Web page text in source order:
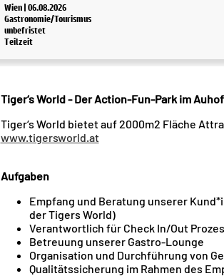
Wien | 06.08.2026
Gastronomie/Tourismus
unbefristet
Teilzeit
Tiger‘s World - Der Action-Fun-Park im
Tiger‘s World bietet auf 2000m2 Fläche
www.tigersworld.at
Aufgaben
Empfang und Beratung unserer
der Tigers World)
Verantwortlich für Check In/Out
Betreuung unserer Gastro-Lounge
Organisation und Durchführung von
Qualitätssicherung im Rahmen des